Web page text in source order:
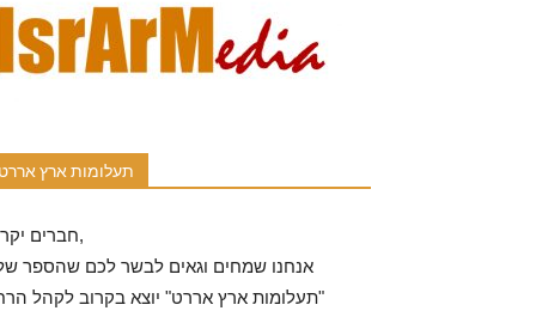
תעלומות ארץ אררט
חברים יקרים,
אנחנו שמחים וגאים לבשר לכם שהספר
"תעלומות ארץ אררט" יוצא בקרוב לקהל